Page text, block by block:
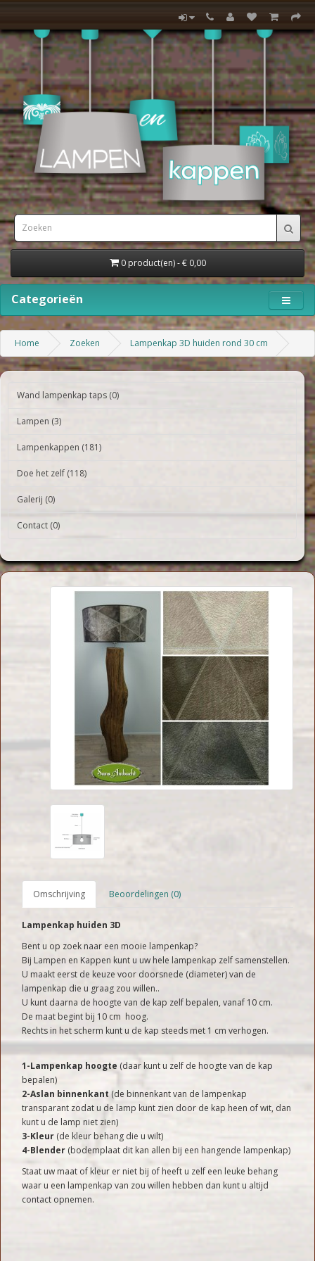
0 product(en) - € 0,00
Categorieën
Home Zoeken Lampenkap 3D huiden rond 30 cm
Wand lampenkap taps (0)
Lampen (3)
Lampenkappen (181)
Doe het zelf (118)
Galerij (0)
Contact (0)
Omschrijving Beoordelingen (0)
Lampenkap huiden 3D
Bent u op zoek naar een mooie lampenkap?
Bij Lampen en Kappen kunt u uw hele lampenkap zelf samenstellen.
U maakt eerst de keuze voor doorsnede (diameter) van de
lampenkap die u graag zou willen..
U kunt daarna de hoogte van de kap zelf bepalen, vanaf 10 cm.
De maat begint bij 10 cm hoog.
Rechts in het scherm kunt u de kap steeds met 1 cm verhogen.
1-Lampenkap hoogte (daar kunt u zelf de hoogte van de kap
bepalen)
2-Aslan binnenkant (de binnenkant van de lampenkap
transparant zodat u de lamp kunt zien door de kap heen of wit, dan
kunt u de lamp niet zien)
3-Kleur (de kleur behang die u wilt)
4-Blender (bodemplaat dit kan allen bij een hangende lampenkap)
Staat uw maat of kleur er niet bij of heeft u zelf een leuke behang
waar u een lampenkap van zou willen hebben dan kunt u altijd
contact opnemen.